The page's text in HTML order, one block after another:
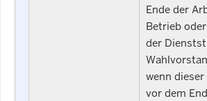
Ende der
Betrieb
der
wenn
vor dem